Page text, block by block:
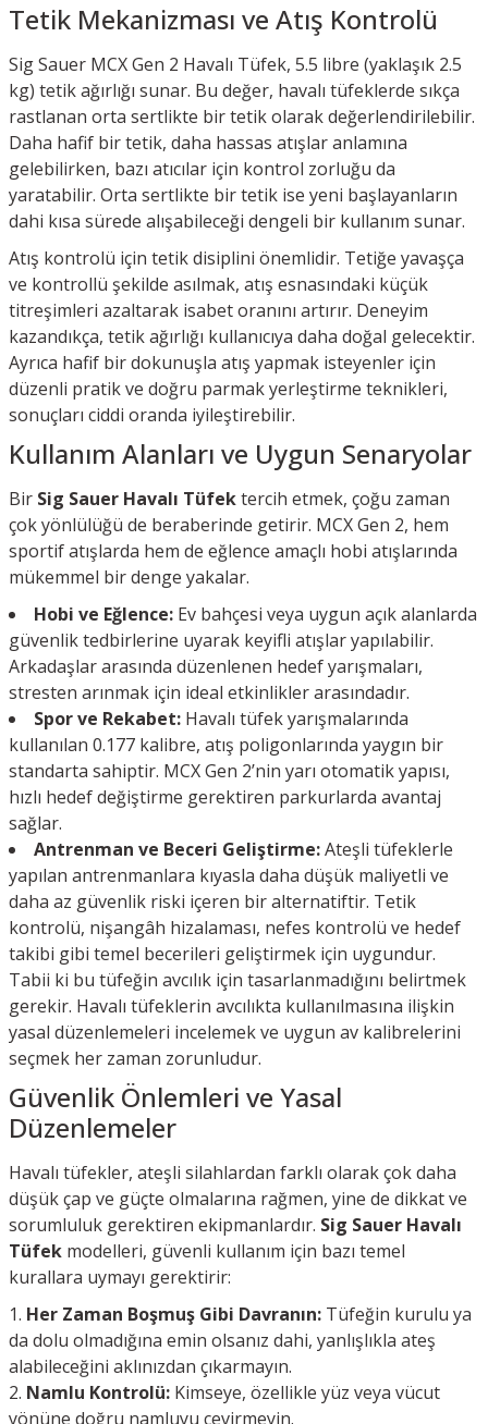
Tetik Mekanizması ve Atış Kontrolü
Sig Sauer MCX Gen 2 Havalı Tüfek, 5.5 libre (yaklaşık 2.5
kg) tetik ağırlığı sunar. Bu değer, havalı tüfeklerde sıkça
rastlanan orta sertlikte bir tetik olarak değerlendirilebilir.
Daha hafif bir tetik, daha hassas atışlar anlamına
gelebilirken, bazı atıcılar için kontrol zorluğu da
yaratabilir. Orta sertlikte bir tetik ise yeni başlayanların
dahi kısa sürede alışabileceği dengeli bir kullanım sunar.
Atış kontrolü için tetik disiplini önemlidir. Tetiğe yavaşça
ve kontrollü şekilde asılmak, atış esnasındaki küçük
titreşimleri azaltarak isabet oranını artırır. Deneyim
kazandıkça, tetik ağırlığı kullanıcıya daha doğal gelecektir.
Ayrıca hafif bir dokunuşla atış yapmak isteyenler için
düzenli pratik ve doğru parmak yerleştirme teknikleri,
sonuçları ciddi oranda iyileştirebilir.
Kullanım Alanları ve Uygun Senaryolar
Bir Sig Sauer Havalı Tüfektercih etmek, çoğu zaman
çok yönlülüğü de beraberinde getirir. MCX Gen 2, hem
sportif atışlarda hem de eğlence amaçlı hobi atışlarında
mükemmel bir denge yakalar.
Hobi ve Eğlence: Ev bahçesi veya uygun açık alanlarda
güvenlik tedbirlerine uyarak keyifli atışlar yapılabilir.
Arkadaşlar arasında düzenlenen hedef yarışmaları,
stresten arınmak için ideal etkinlikler arasındadır.
Spor ve Rekabet: Havalı tüfek yarışmalarında
kullanılan 0.177 kalibre, atış poligonlarında yaygın bir
standarta sahiptir. MCX Gen 2’nin yarı otomatik yapısı,
hızlı hedef değiştirme gerektiren parkurlarda avantaj
sağlar.
Antrenman ve Beceri Geliştirme:Ateşli tüfeklerle
yapılan antrenmanlara kıyasla daha düşük maliyetli ve
daha az güvenlik riski içeren bir alternatiftir. Tetik
kontrolü, nişangâh hizalaması, nefes kontrolü ve hedef
takibi gibi temel becerileri geliştirmek için uygundur.
Tabii ki bu tüfeğin avcılık için tasarlanmadığını belirtmek
gerekir. Havalı tüfeklerin avcılıkta kullanılmasına ilişkin
yasal düzenlemeleri incelemek ve uygun av kalibrelerini
seçmek her zaman zorunludur.
Güvenlik Önlemleri ve Yasal
Düzenlemeler
Havalı tüfekler, ateşli silahlardan farklı olarak çok daha
düşük çap ve güçte olmalarına rağmen, yine de dikkat ve
sorumluluk gerektiren ekipmanlardır. Sig Sauer Havalı
Tüfek modelleri, güvenli kullanım için bazı temel
kurallara uymayı gerektirir:
Her Zaman Boşmuş Gibi Davranın: Tüfeğin kurulu ya
da dolu olmadığına emin olsanız dahi, yanlışlıkla ateş
alabileceğini aklınızdan çıkarmayın.
Namlu Kontrolü: Kimseye, özellikle yüz veya vücut
yönüne doğru namluyu çevirmeyin.